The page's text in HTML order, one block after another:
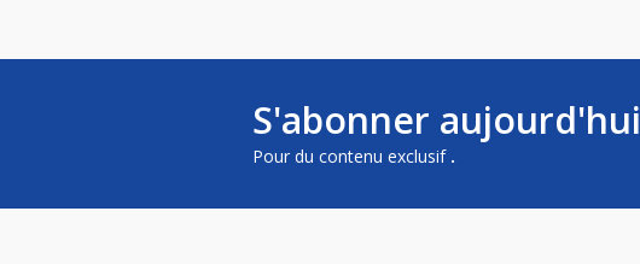
S'abonner aujourd'hui
Pour du contenu exclusif .